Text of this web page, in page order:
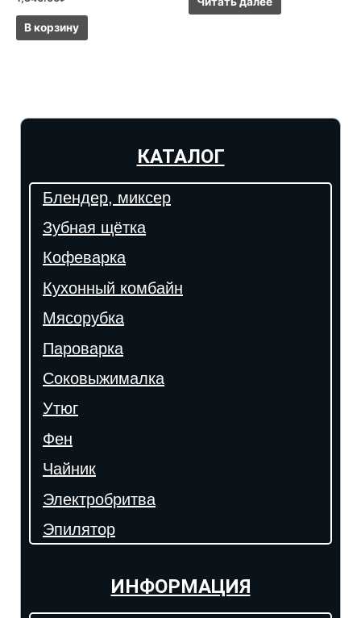
В корзину
КАТАЛОГ
Блендер, миксер
Зубная щётка
Кофеварка
Кухонный комбайн
Мясорубка
Пароварка
Соковыжималка
Утюг
Фен
Чайник
Электробритва
Эпилятор
ИНФОРМАЦИЯ